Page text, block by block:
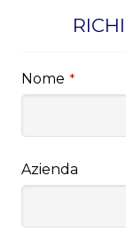
Nome *
Azienda